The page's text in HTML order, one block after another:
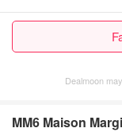
Dealmoon
MM6 Maison